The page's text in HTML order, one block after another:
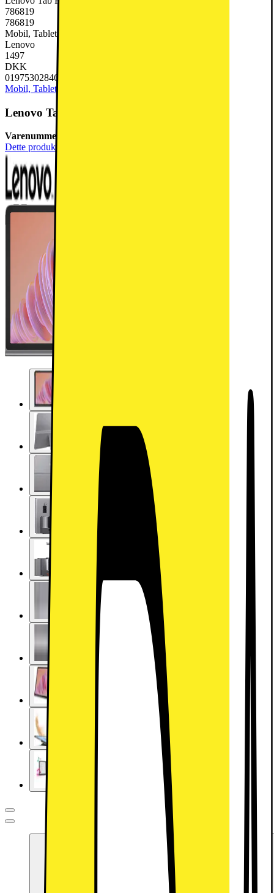
786819
786819
Mobil, Tablet & Smartwatch, Tablet
Lenovo
1497
DKK
0197530284618
Mobil, Tablet & Smartwatch
Lenovo Tab Plus 8/128 11,5" tablet (Luna Grå)
Varenummer:
Dette produkt er blevet bedømt til 4.5 ud af 5 stjerner.